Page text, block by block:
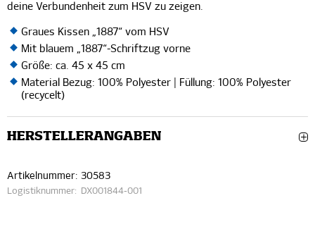
deine Verbundenheit zum HSV zu zeigen.
Graues Kissen „1887“ vom HSV
Mit blauem „1887“-Schriftzug vorne
Größe: ca. 45 x 45 cm
Material Bezug: 100% Polyester | Füllung: 100% Polyester
(recycelt)
HERSTELLERANGABEN
Artikelnummer: 30583
Logistiknummer: DX001844-001